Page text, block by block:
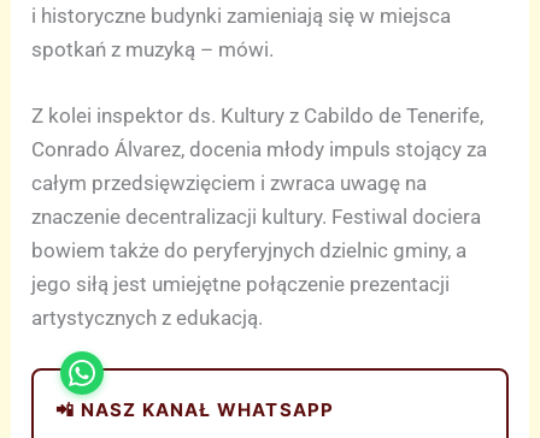
i historyczne budynki zamieniają się w miejsca
spotkań z muzyką – mówi.
Z kolei inspektor ds. Kultury z Cabildo de Tenerife,
Conrado Álvarez, docenia młody impuls stojący za
całym przedsięwzięciem i zwraca uwagę na
znaczenie decentralizacji kultury. Festiwal dociera
bowiem także do peryferyjnych dzielnic gminy, a
jego siłą jest umiejętne połączenie prezentacji
artystycznych z edukacją.
📲 NASZ KANAŁ WHATSAPP